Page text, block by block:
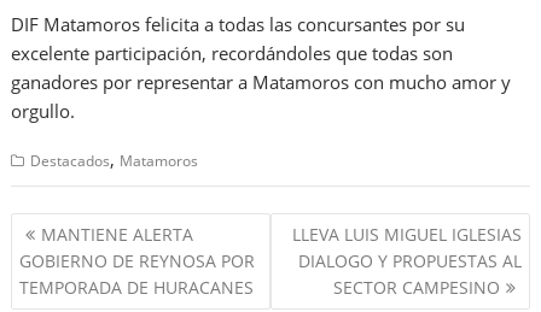
DIF Matamoros felicita a todas las concursantes por su
excelente participación, recordándoles que todas son
ganadores por representar a Matamoros con mucho amor y
orgullo.
Destacados, Matamoros
Navegación
de
entradas
MANTIENE ALERTA
GOBIERNO DE REYNOSA POR
TEMPORADA DE HURACANES
LLEVA LUIS MIGUEL IGLESIAS
DIALOGO Y PROPUESTAS AL
SECTOR CAMPESINO